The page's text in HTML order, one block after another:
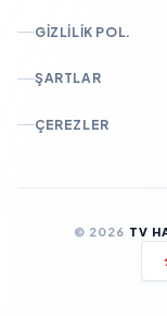
GIZLILIK POL.
ŞARTLAR
ÇEREZLER
© 2026 TV